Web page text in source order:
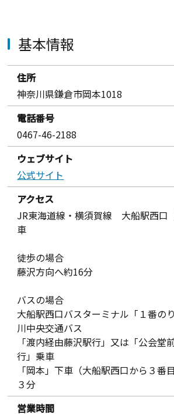
基本情報
住所
神奈川県鎌倉市岡本1018
電話番号
0467-46-2188
ウェブサイト
公式サイト
アクセス
JR東海道線・横須賀線 大船駅西口
車
徒歩の場合
藤沢方向へ約16分
バスの場合
大船駅西口バスターミナル「１番の
川中央交通バス
「渡内経由藤沢駅行」又は「公会堂
行」乗車
「岡本」下車（大船駅西口から３番
３分
営業時間